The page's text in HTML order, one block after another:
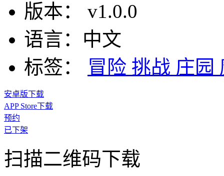
版本：
v1.0.0
语言： 中文
标签：
冒险 挑战 庄园
安卓版下载
APP Store下载
预约
已下架
扫描二维码下载